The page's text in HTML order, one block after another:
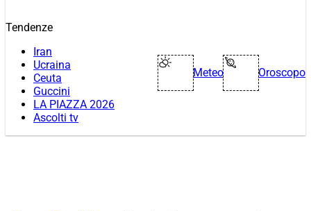
Tendenze
Iran
Ucraina
Ceuta
Guccini
LA PIAZZA 2026
Ascolti tv
Meteo Oroscopo